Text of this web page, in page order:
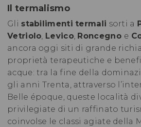
Il termalismo
Gli stabilimenti termali sorti a
Vetriolo, Levico, Roncegno e
ancora oggi siti di grande
proprietà terapeutiche e
acque: tra la fine della
gli anni Trenta, attraverso
Belle époque, queste località
privilegiate di un raffinato
coinvolse le classi agiate della